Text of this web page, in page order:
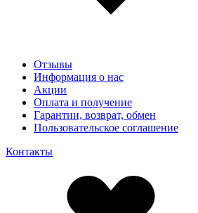
Отзывы
Информация о нас
Акции
Оплата и получение
Гарантии, возврат, обмен
Пользовательское соглашение
Контакты